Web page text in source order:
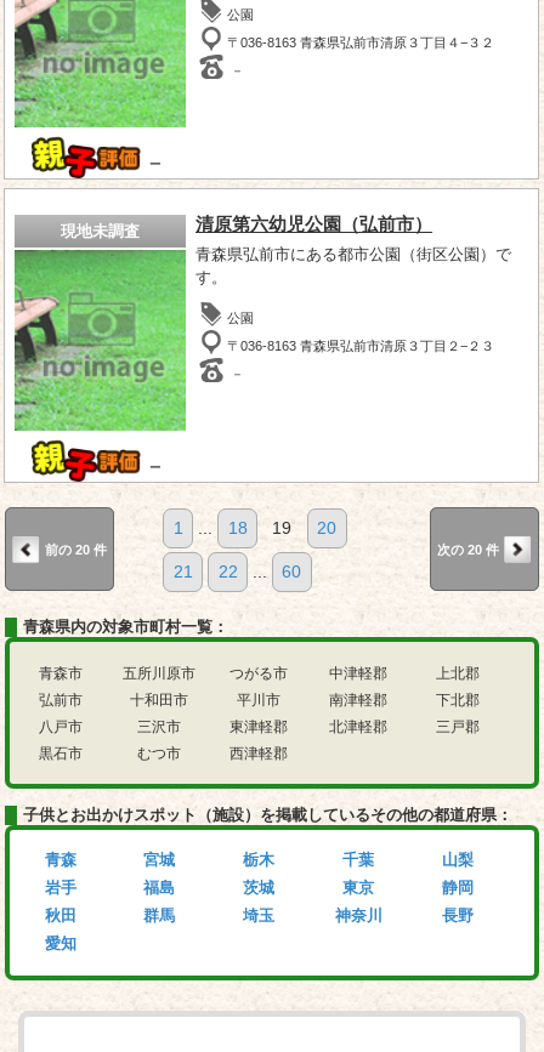
－
公園
〒036-8163 青森県弘前市清原３丁目４−３２
－
現地未調査
－
清原第六幼児公園（弘前市）
青森県弘前市にある都市公園（街区公園）で
す。
公園
〒036-8163 青森県弘前市清原３丁目２−２３
－
前の 20 件
1 18 19 20
21 22 60
次の 20 件
青森県内の対象市町村一覧：
青森市
弘前市
八戸市
黒石市
五所川原市
十和田市
三沢市
むつ市
つがる市
平川市
東津軽郡
西津軽郡
中津軽郡
南津軽郡
北津軽郡
上北郡
下北郡
三戸郡
子供とお出かけスポット（施設）を掲載しているその他の都道府県：
青森
岩手
秋田
愛知
宮城
福島
群馬
栃木
茨城
埼玉
千葉
東京
神奈川
山梨
静岡
長野